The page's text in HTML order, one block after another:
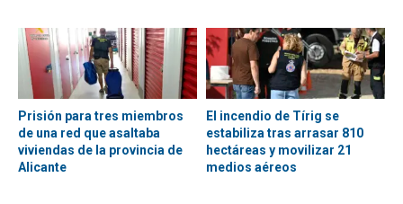
Prisión para tres miembros
de una red que asaltaba
viviendas de la provincia de
Alicante
El incendio de Tírig se
estabiliza tras arrasar 810
hectáreas y movilizar 21
medios aéreos